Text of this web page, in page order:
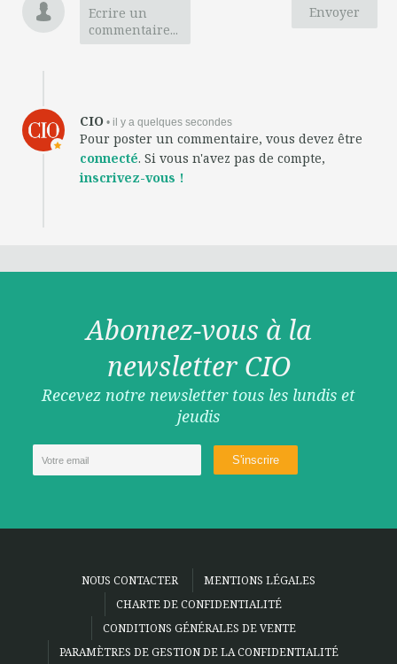
Envoyer
Ecrire un
commentaire...
CIO • il y a quelques secondes
Pour poster un commentaire, vous devez être
connecté. Si vous n'avez pas de compte,
inscrivez-vous !
Abonnez-vous à la
newsletter CIO
Recevez notre newsletter tous les lundis et
jeudis
NOUS CONTACTER
MENTIONS LÉGALES
CHARTE DE CONFIDENTIALITÉ
CONDITIONS GÉNÉRALES DE VENTE
PARAMÈTRES DE GESTION DE LA CONFIDENTIALITÉ